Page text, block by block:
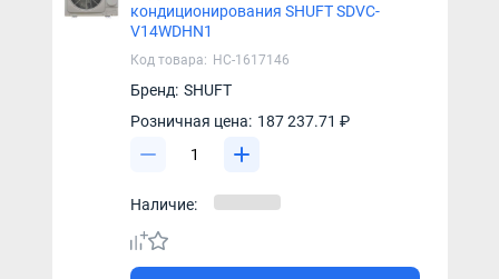
кондиционирования SHUFT SDVC-
V14WDHN1
Код товара: НС-1617146
Бренд: SHUFT
Розничная цена: 187 237.71 ₽
Наличие: